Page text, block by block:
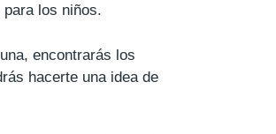
los niños.
encontrarás los
hacerte una idea de